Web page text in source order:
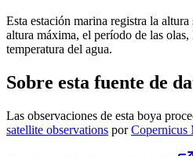
Esta estación marina registra la
altura máxima, el período de las
temperatura del agua.
Sobre esta fuente de
Las observaciones de esta boya
satellite observations por Copernicus